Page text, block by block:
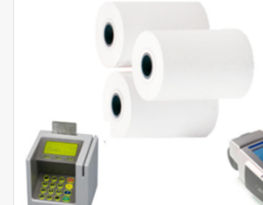
Bonbons pour la bonbonnière
Rouleaux de caisse thermiques
Produits d'hygiène